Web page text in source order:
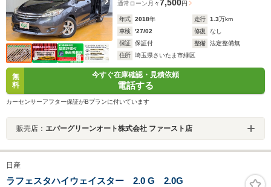
通常ローン 月々7,500円
年式 2018年 走行 1.3万km
車検
'27/02 修復
なし
保証
保証付 整備
法定整備無
住所
埼玉県さいたま市緑区
無
料
今すぐ在庫確認・見積依頼
電話する
カーセンサーアフター保証がBプランに付いています
販売店： エバーグリーンオート株式会社 ファースト店
日産
ラフェスタハイウェイスター 2.0 G 2.0G